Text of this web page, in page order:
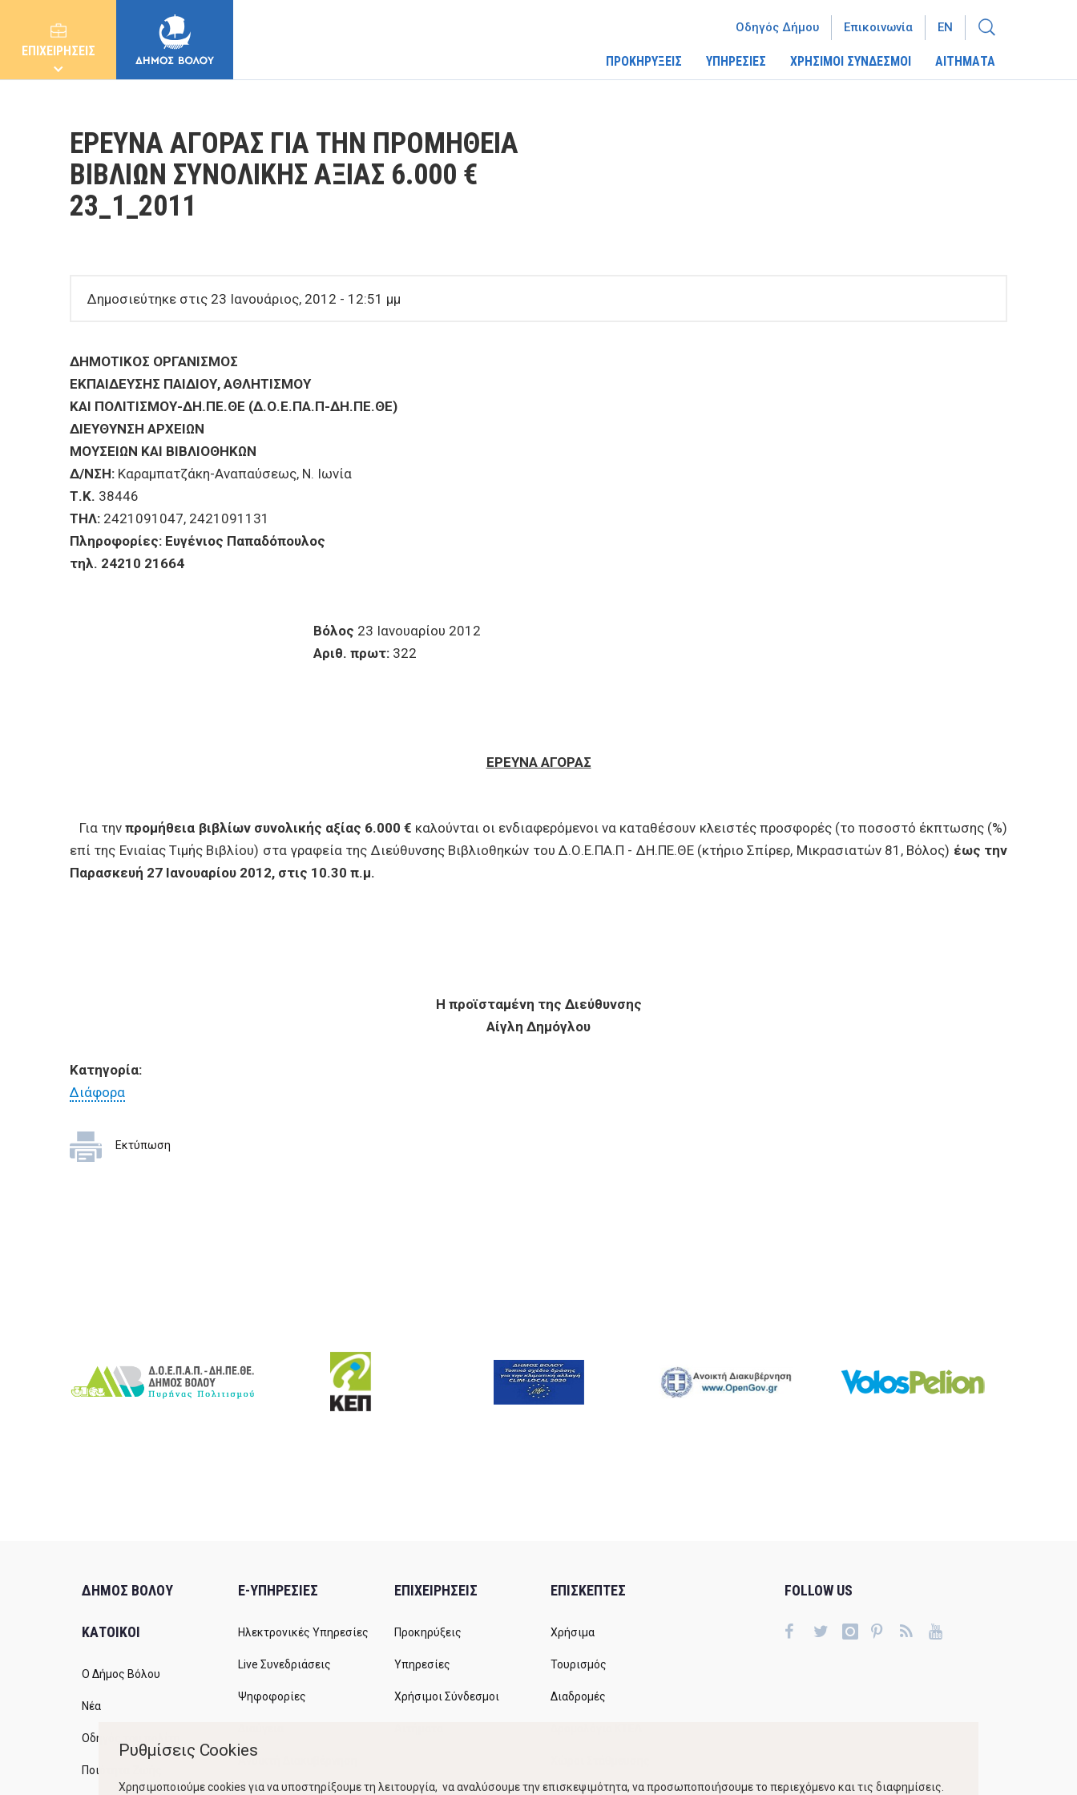
ΕΠΙΧΕΙΡΗΣΕΙΣ
ΕΠΙΧΕΙΡΗΣΕΙΣ
ΕΠΙΣΚΕΠΤΕΣ
ΠΡΟΚΗΡΥΞΕΙΣ ΥΠΗΡΕΣΙΕΣ ΧΡΗΣΙΜΟΙ ΣΥΝΔΕΣΜΟΙ ΑΙΤΗΜΑΤΑ
Οδηγός Δήμου Επικοινωνία EN
ΕΡΕΥΝΑ ΑΓΟΡΑΣ ΓΙΑ ΤΗΝ ΠΡΟΜΗΘΕΙΑ
ΒΙΒΛΙΩΝ ΣΥΝΟΛΙΚΗΣ ΑΞΙΑΣ 6.000 €
23_1_2011
Δημοσιεύτηκε στις 23 Ιανουάριος, 2012 - 12:51 μμ
ΔΗΜΟΤΙΚΟΣ ΟΡΓΑΝΙΣΜΟΣ
ΕΚΠΑΙΔΕΥΣΗΣ ΠΑΙΔΙΟΥ, ΑΘΛΗΤΙΣΜΟΥ
ΚΑΙ ΠΟΛΙΤΙΣΜΟΥ-ΔΗ.ΠΕ.ΘΕ (Δ.Ο.Ε.ΠΑ.Π-ΔΗ.ΠΕ.ΘΕ)
ΔΙΕΥΘΥΝΣΗ ΑΡΧΕΙΩΝ
ΜΟΥΣΕΙΩΝ ΚΑΙ ΒΙΒΛΙΟΘΗΚΩΝ
Δ/ΝΣΗ: Καραμπατζάκη-Αναπαύσεως, Ν. Ιωνία
Τ.Κ. 38446
ΤΗΛ: 2421091047, 2421091131
Πληροφορίες: Ευγένιος Παπαδόπουλος
τηλ. 24210 21664
Βόλος 23 Ιανουαρίου 2012
Αριθ. πρωτ: 322
ΕΡΕΥΝΑ ΑΓΟΡΑΣ
Για τηνπρομήθεια βιβλίων συνολικής αξίας 6.000 € καλούνται οι ενδιαφερόμενοι να καταθέσουν κλειστές προσφορές (το ποσοστό έκπτωσης (%)
επί της Ενιαίας Τιμής Βιβλίου) στα γραφεία της Διεύθυνσης Βιβλιοθηκών του Δ.Ο.Ε.ΠΑ.Π - ΔΗ.ΠΕ.ΘΕ (κτήριο Σπίρερ, Μικρασιατών 81, Βόλος) έως την
Παρασκευή 27 Ιανουαρίου 2012, στις 10.30 π.μ.
Η προϊσταμένη της Διεύθυνσης
Αίγλη Δημόγλου
Κατηγορία:
Διάφορα
Εκτύπωση
ΔΗΜΟΣ ΒΟΛΟΥ
ΚΑΤΟΙΚΟΙ
Ο Δήμος Βόλου
Νέα
Οδηγός του πολίτη
Ποιότητα Ζωής
E-ΥΠΗΡΕΣΙΕΣ
Ηλεκτρονικές Υπηρεσίες
Live Συνεδριάσεις
Ψηφοφορίες
ΕΠΙΧΕΙΡΗΣΕΙΣ
Προκηρύξεις
Υπηρεσίες
Χρήσιμοι Σύνδεσμοι
ΕΠΙΣΚΕΠΤΕΣ
Χρήσιμα
Τουρισμός
Διαδρομές
Κίνηση Λιμένος
FOLLOW US
Ρυθμίσεις Cookies
Χρησιμοποιούμε cookies για να υποστηρίξουμε τη λειτουργία, να αναλύσουμε την επισκεψιμότητα, να προσωποποιήσουμε το περιεχόμενο και τις διαφημίσεις.